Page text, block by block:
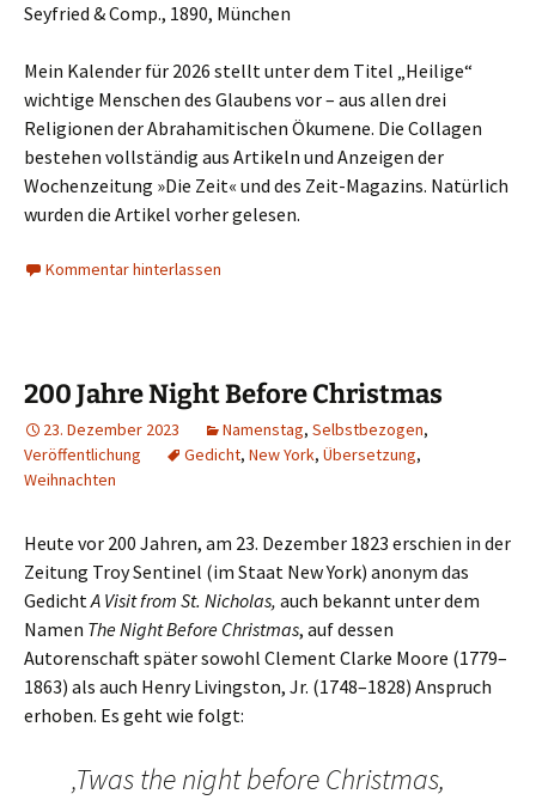
Seyfried & Comp., 1890, München
Mein Kalender für 2026 stellt unter dem Titel „Heilige“
wichtige Menschen des Glaubens vor – aus allen drei
Religionen der Abrahamitischen Ökumene. Die Collagen
bestehen vollständig aus Artikeln und Anzeigen der
Wochenzeitung »Die Zeit« und des Zeit-Magazins. Natürlich
wurden die Artikel vorher gelesen.
Kommentar hinterlassen
200 Jahre Night Before Christmas
23. Dezember 2023 Namenstag, Selbstbezogen,
Veröffentlichung
Gedicht, New York, Übersetzung,
Weihnachten
Heute vor 200 Jahren, am 23. Dezember 1823 erschien in der
Zeitung Troy Sentinel (im Staat New York) anonym das
GedichtA Visit from St. Nicholas, auch bekannt unter dem
Namen The Night Before Christmas, auf dessen
Autorenschaft später sowohl Clement Clarke Moore (1779–
1863) als auch Henry Livingston, Jr. (1748–1828) Anspruch
erhoben. Es geht wie folgt:
‚Twas the night before Christmas,